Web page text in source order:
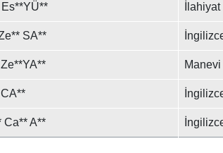
İlahiyat
SA**
Manevi
Ca** A**